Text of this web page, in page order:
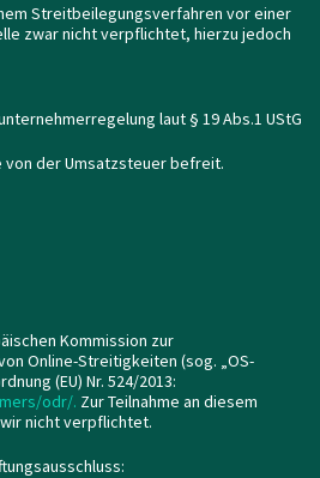
Streitbeilegungsverfahren vor einer
zwar nicht verpflichtet, hierzu jedoch
laut § 19 Abs.1 UStG
von der Umsatzsteuer befreit.
Kommission zur
Online-Streitigkeiten (sog. „OS-
(EU) Nr. 524/2013:
odr/. Zur Teilnahme an diesem
nicht verpflichtet.